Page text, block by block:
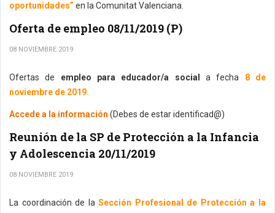
oportunidades” en la Comunitat Valenciana.
Oferta de empleo 08/11/2019 (P)
08 NOVIEMBRE 2019
Ofertas de empleo para educador/a sociala fecha 8 de
noviembre de 2019.
Accede a la información (Debes de estar identificad@)
Reunión de la SP de Protección a la Infancia
y Adolescencia 20/11/2019
08 NOVIEMBRE 2019
La coordinación de laSección Profesional de Protección a la